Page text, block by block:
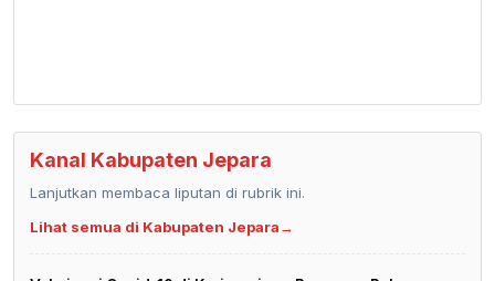
Kanal Kabupaten Jepara
Lanjutkan membaca liputan di rubrik ini.
Lihat semua di Kabupaten Jepara→